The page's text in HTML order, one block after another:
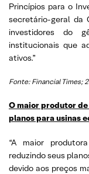
Princípios para o
secretário-geral da
investidores do
institucionais que
ativos.”
Fonte: Financial Times;
O maior produtor
planos para usinas
“A maior
reduzindo seus
devido aos preços